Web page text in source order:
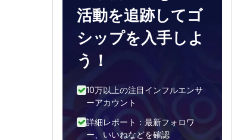
活動を追跡してゴ
シップを入手しよ
う！
10万以上の注目インフルエンサ
ーアカウント
詳細レポート：最新フォロワ
ー、いいねなどを確認